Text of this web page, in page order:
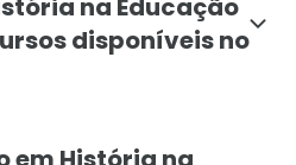
na Educação
disponíveis no